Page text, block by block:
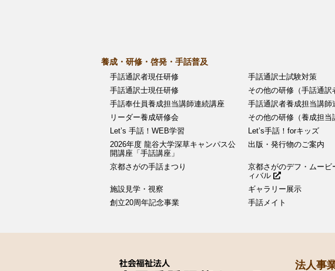
養成・研修・啓発・手話普及
手話通訳者現任研修
手話通訳士試験対策
手話通訳士現任研修
その他の研修（手話通訳
手話奉仕員養成担当講師連続講座
手話通訳者養成担当講師
リーダー養成研修会
その他の研修（養成担当
Let’s 手話！WEB学習
Let’s手話！forキッズ
2026年度 龍谷大学深草キャンパス公
開講座「手話講座」
出版・発行物のご案内
京都さがの手話まつり
京都さがのデフ・ムービ
ィバル
施設見学・視察
ギャラリー展示
創立20周年記念事業
手話メイト
法人事